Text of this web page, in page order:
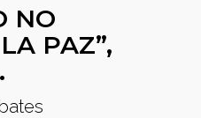
NO
PAZ”,